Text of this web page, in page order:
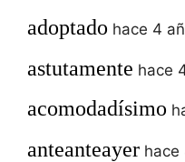
adoptado hace 4
astutamente hace
acomodadísimo
anteanteayer hace